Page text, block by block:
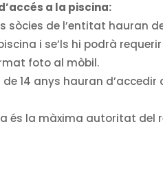
a la piscina:
sòcies de l’entitat hauran
i se’ls hi podrà
foto al mòbil.
de 14 anys hauran
és la màxima autoritat del